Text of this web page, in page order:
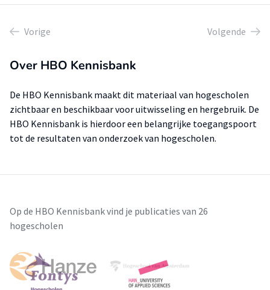
Vorige Volgende
Over HBO Kennisbank
De HBO Kennisbank maakt dit materiaal van hogescholen
zichtbaar en beschikbaar voor uitwisseling en hergebruik. De
HBO Kennisbank is hierdoor een belangrijke toegangspoort
tot de resultaten van onderzoek van hogescholen.
Op de HBO Kennisbank vind je publicaties van 26
hogescholen